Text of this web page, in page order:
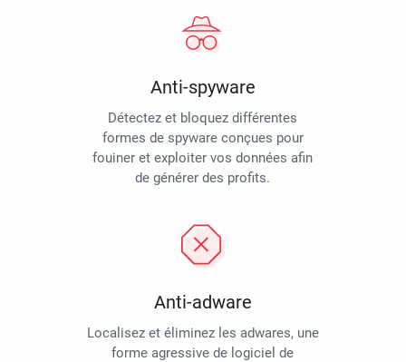
Anti-spyware
Détectez et bloquez différentes
formes de spyware conçues pour
fouiner et exploiter vos données afin
de générer des profits.
Anti-adware
Localisez et éliminez les adwares, une
forme agressive de logiciel de